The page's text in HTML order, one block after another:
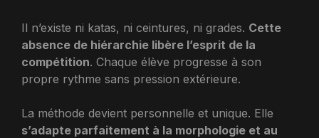
Il n’existe ni katas, ni ceintures, ni grades. Cette
absence de hiérarchie libère l’esprit de la
compétition. Chaque élève progresse à son
propre rythme sans pression extérieure.
La méthode devient personnelle et unique. Elle
s’adapte parfaitement à la morphologie et au